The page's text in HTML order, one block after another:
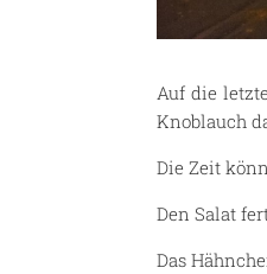
Auf die
Knoblauch
Die Zeit
Den Salat
Das